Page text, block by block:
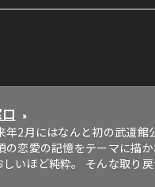
»
年2月にはなんと初の武道
の恋愛の記憶をテーマに描
いほど純粋。 そんな取り